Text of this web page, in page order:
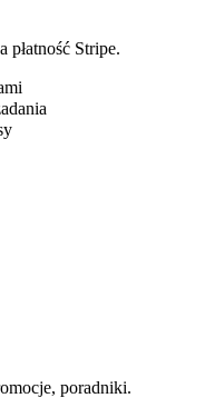
płatność Stripe.
poradniki.